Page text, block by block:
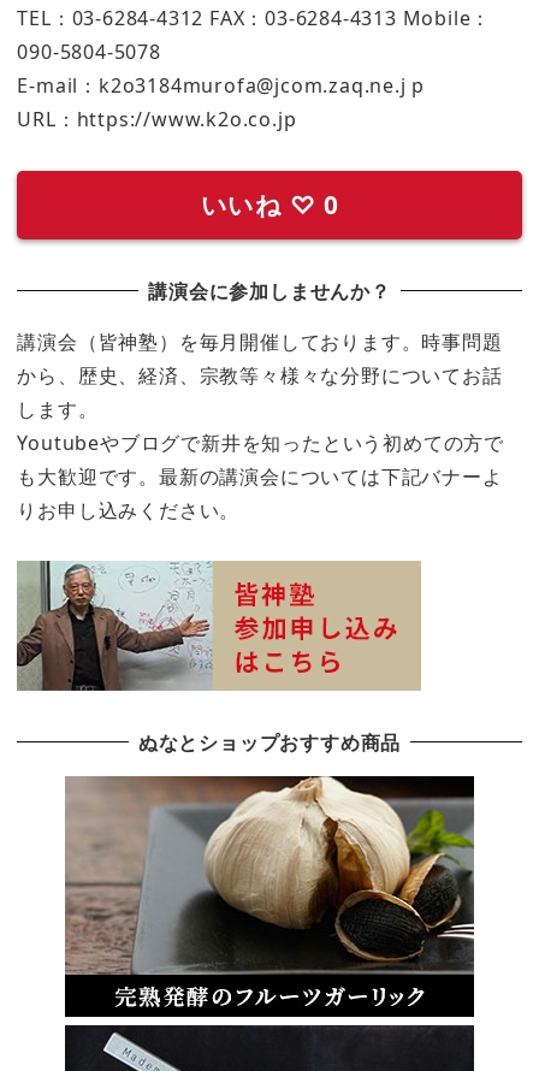
TEL：03-6284-4312 FAX：03-6284-4313 Mobile：
090-5804-5078
E-mail：k2o3184murofa@jcom.zaq.ne.j p
URL：https://www.k2o.co.jp
いいね ♡ 0
講演会に参加しませんか？
講演会（皆神塾）を毎月開催しております。時事問題
から、歴史、経済、宗教等々様々な分野についてお話
します。
Youtubeやブログで新井を知ったという初めての方で
も大歓迎です。最新の講演会については下記バナーよ
りお申し込みください。
ぬなとショップおすすめ商品